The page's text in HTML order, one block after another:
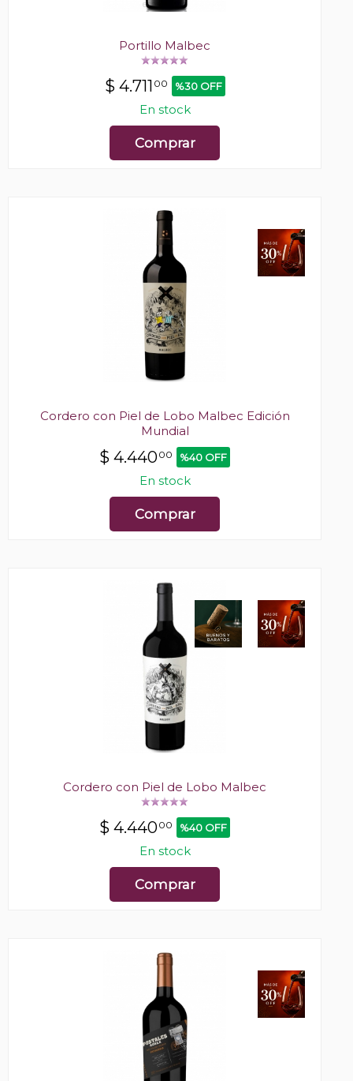
Portillo Malbec
$ 4.711 00 %30 OFF
En stock
Comprar
Cordero con Piel de Lobo Malbec Edición
Mundial
$ 4.44000 %40 OFF
En stock
Comprar
Cordero con Piel de Lobo Malbec
$ 4.44000 %40 OFF
En stock
Comprar